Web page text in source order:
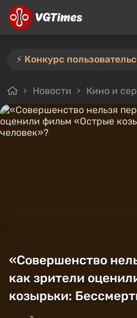
Новости Кино и
«Совершенство
как зрители
козырьки: